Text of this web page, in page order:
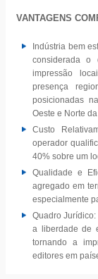
VANTAGENS
Indústria bem
considerada o
impressão
presença
posicionadas
Oeste e Norte
Custo
operador
40% sobre um
Qualidade e
agregado em
especialmente
Quadro
a liberdade de
tornando a
editores em